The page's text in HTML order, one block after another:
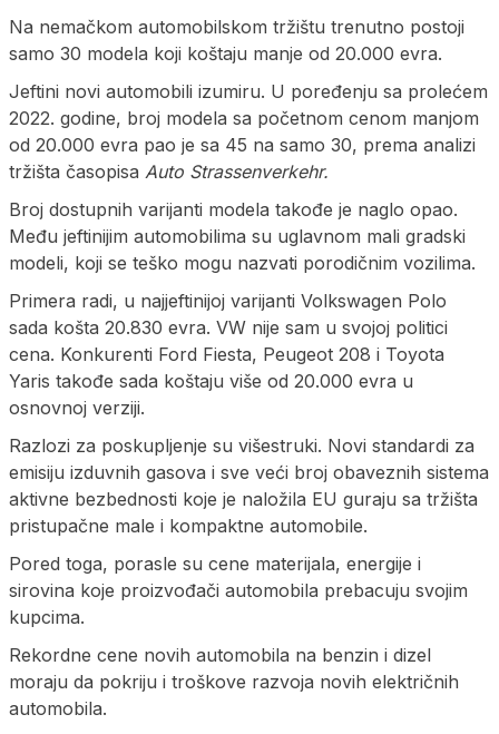
Na nemačkom automobilskom tržištu trenutno postoji
samo 30 modela koji koštaju manje od 20.000 evra.
Jeftini novi automobili izumiru. U poređenju sa prolećem
2022. godine, broj modela sa početnom cenom manjom
od 20.000 evra pao je sa 45 na samo 30, prema analizi
tržišta časopisa Auto Strassenverkehr.
Broj dostupnih varijanti modela takođe je naglo opao.
Među jeftinijim automobilima su uglavnom mali gradski
modeli, koji se teško mogu nazvati porodičnim vozilima.
Primera radi, u najjeftinijoj varijanti Volkswagen Polo
sada košta 20.830 evra. VW nije sam u svojoj politici
cena. Konkurenti Ford Fiesta, Peugeot 208 i Toyota
Yaris takođe sada koštaju više od 20.000 evra u
osnovnoj verziji.
Razlozi za poskupljenje su višestruki. Novi standardi za
emisiju izduvnih gasova i sve veći broj obaveznih sistema
aktivne bezbednosti koje je naložila EU guraju sa tržišta
pristupačne male i kompaktne automobile.
Pored toga, porasle su cene materijala, energije i
sirovina koje proizvođači automobila prebacuju svojim
kupcima.
Rekordne cene novih automobila na benzin i dizel
moraju da pokriju i troškove razvoja novih električnih
automobila.